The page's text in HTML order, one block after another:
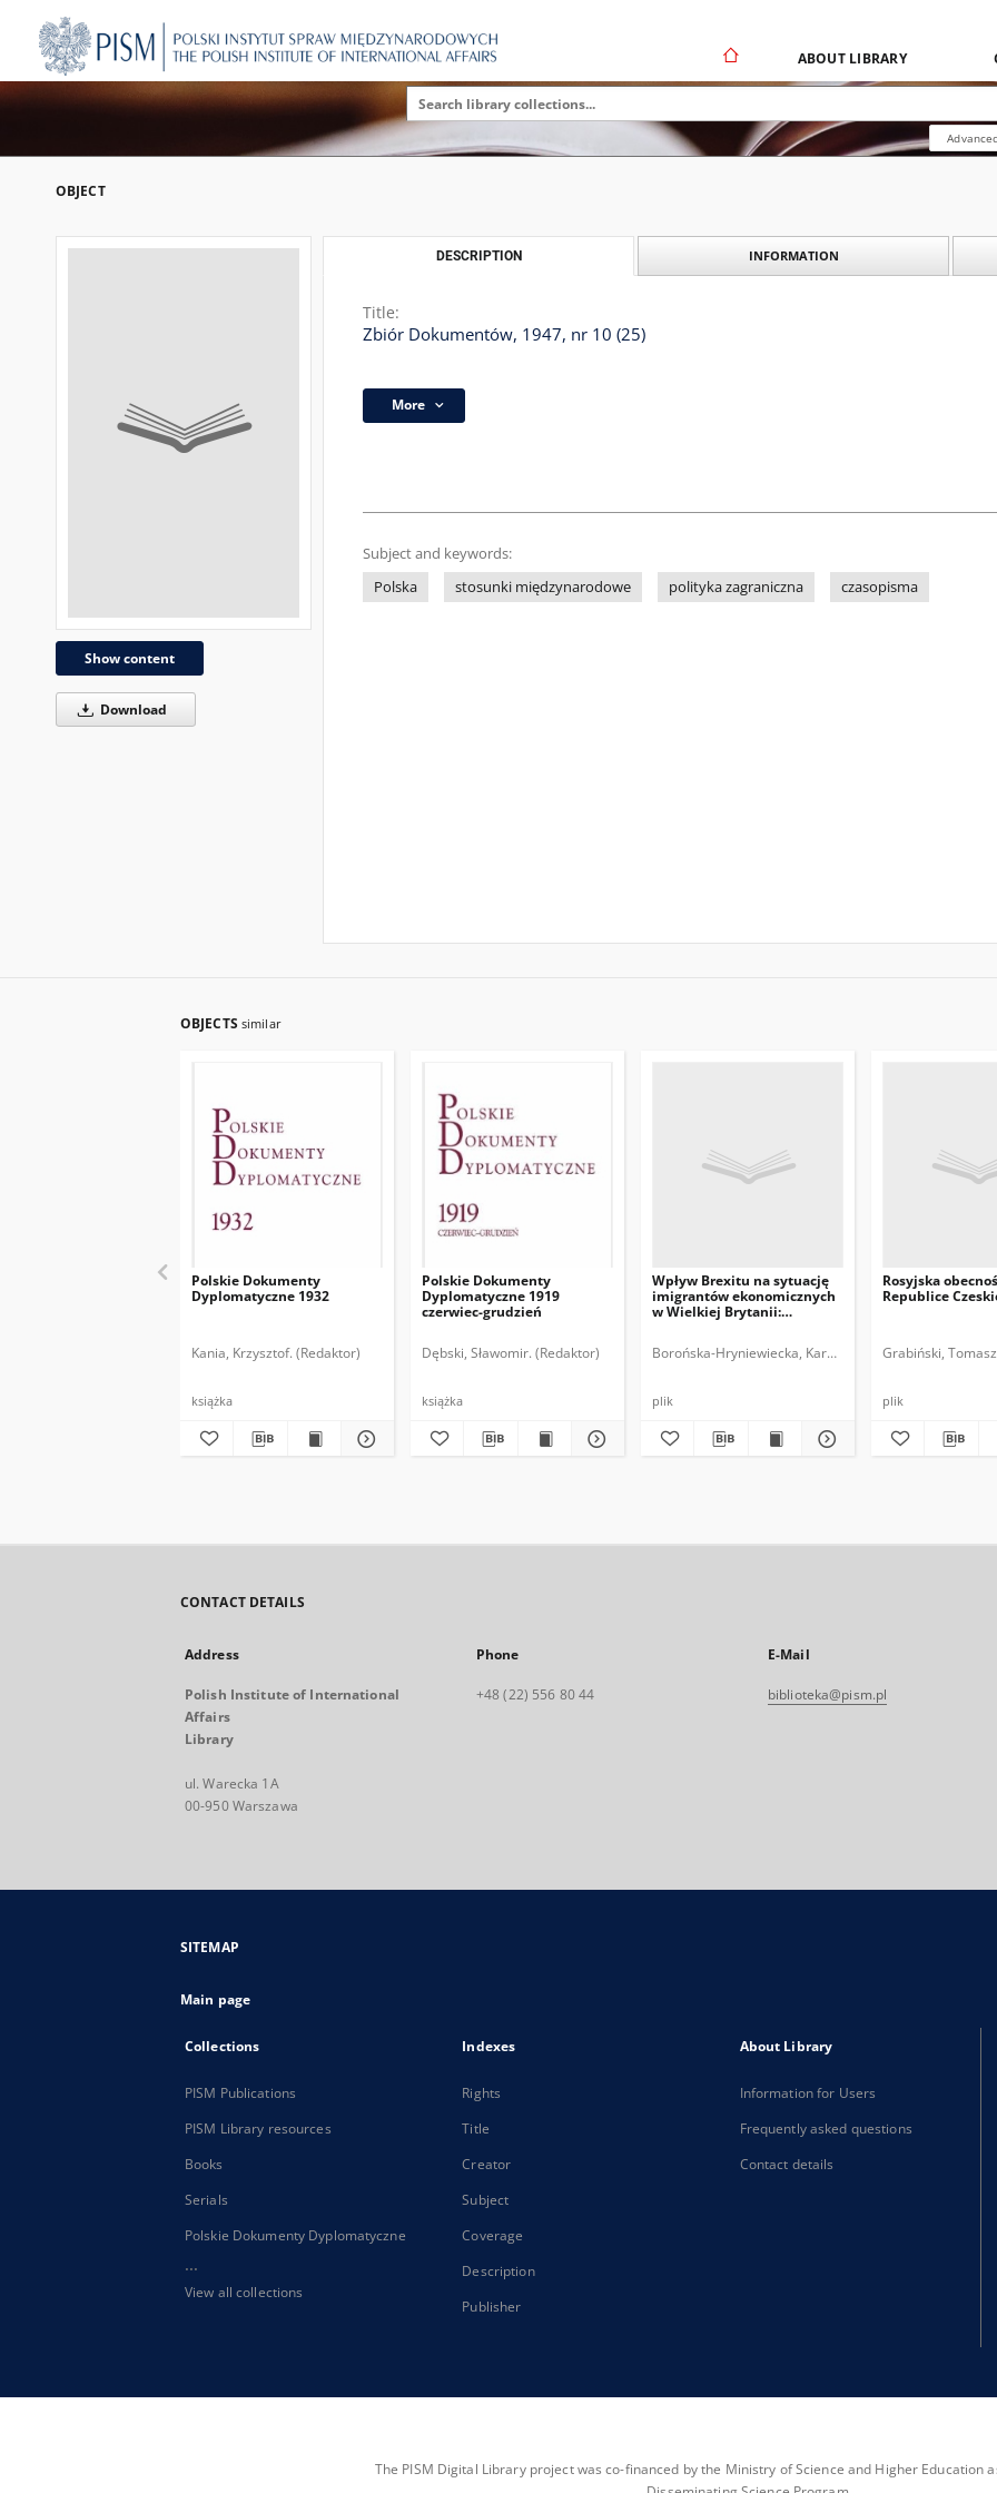
ABOUT LIBRARY
OBJECT
Show content
Download
DESCRIPTION INFORMATION
Title:
Zbiór Dokumentów, 1947, nr 10 (25)
More
Subject and keywords:
Polska
stosunki międzynarodowe polityka zagraniczna czasopisma
OBJECTS similar
Polskie Dokumenty
Dyplomatyczne 1932
Kania, Krzysztof. (Redaktor)
książka
Polskie Dokumenty
Dyplomatyczne 1919
czerwiec-grudzień
Dębski, Sławomir. (Redaktor)
książka
Wpływ Brexitu na sytuację
imigrantów ekonomicznych
w Wielkiej Brytanii:
Borońska-Hryniewiecka, Karolina.
plik
Rosyjska
Republice
Grabiński,
plik
CONTACT DETAILS
Address
Polish Institute of International
Affairs
Library
ul. Warecka 1A
00-950 Warszawa
Phone
+48 (22) 556 80 44
E-Mail
biblioteka@pism.pl
SITEMAP
Main page
Collections
PISM Publications
PISM Library resources
Books
Serials
Polskie Dokumenty Dyplomatyczne
...
View all collections
Indexes
Rights
Title
Creator
Subject
Coverage
Description
Publisher
About Library
Information for Users
Frequently asked questions
Contact details
The PISM Digital Library project was co-financed by the Ministry of Science and Higher Education